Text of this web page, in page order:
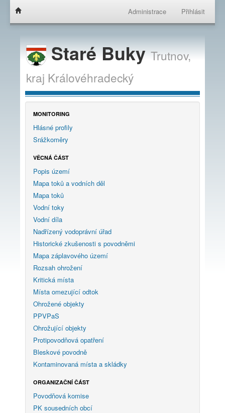
Administrace Přihlásit
Staré BukyTrutnov,
kraj Královéhradecký
MONITORING
Hlásné profily
Srážkoměry
VĚCNÁ ČÁST
Popis území
Mapa toků a vodních děl
Mapa toků
Vodní toky
Vodní díla
Nadřízený vodoprávní úřad
Historické zkušenosti s povodněmi
Mapa záplavového území
Rozsah ohrožení
Kritická místa
Místa omezující odtok
Ohrožené objekty
PPVPaS
Ohrožující objekty
Protipovodňová opatření
Bleskové povodně
Kontaminovaná místa a skládky
ORGANIZAČNÍ ČÁST
Povodňová komise
PK sousedních obcí